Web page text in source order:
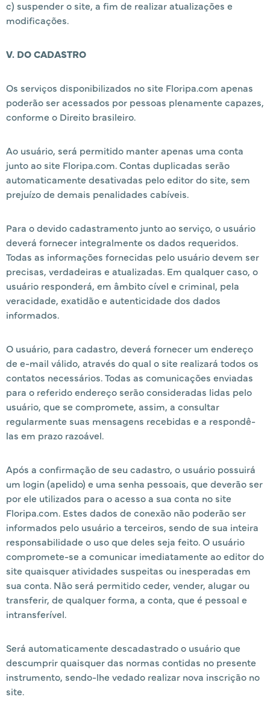
c) suspender o site, a fim de realizar atualizações e
modificações.
V. DO CADASTRO
Os serviços disponibilizados no site Floripa.com apenas
poderão ser acessados por pessoas plenamente capazes,
conforme o Direito brasileiro.
Ao usuário, será permitido manter apenas uma conta
junto ao site Floripa.com. Contas duplicadas serão
automaticamente desativadas pelo editor do site, sem
prejuízo de demais penalidades cabíveis.
Para o devido cadastramento junto ao serviço, o usuário
deverá fornecer integralmente os dados requeridos.
Todas as informações fornecidas pelo usuário devem ser
precisas, verdadeiras e atualizadas. Em qualquer caso, o
usuário responderá, em âmbito cível e criminal, pela
veracidade, exatidão e autenticidade dos dados
informados.
O usuário, para cadastro, deverá fornecer um endereço
de e-mail válido, através do qual o site realizará todos os
contatos necessários. Todas as comunicações enviadas
para o referido endereço serão consideradas lidas pelo
usuário, que se compromete, assim, a consultar
regularmente suas mensagens recebidas e a respondê-
las em prazo razoável.
Após a confirmação de seu cadastro, o usuário possuirá
um login (apelido) e uma senha pessoais, que deverão ser
por ele utilizados para o acesso a sua conta no site
Floripa.com. Estes dados de conexão não poderão ser
informados pelo usuário a terceiros, sendo de sua inteira
responsabilidade o uso que deles seja feito. O usuário
compromete-se a comunicar imediatamente ao editor do
site quaisquer atividades suspeitas ou inesperadas em
sua conta. Não será permitido ceder, vender, alugar ou
transferir, de qualquer forma, a conta, que é pessoal e
intransferível.
Será automaticamente descadastrado o usuário que
descumprir quaisquer das normas contidas no presente
instrumento, sendo-lhe vedado realizar nova inscrição no
site.